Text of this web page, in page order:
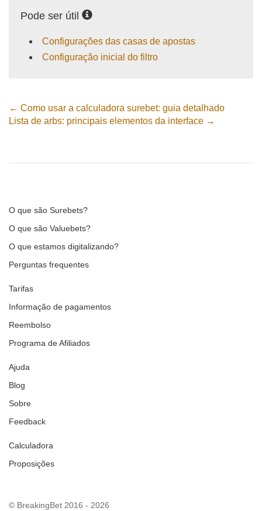
Pode ser útil
Configurações das casas de apostas
Configuração inicial do filtro
← Como usar a calculadora surebet: guia detalhado
Lista de arbs: principais elementos da interface →
O que são Surebets?
O que são Valuebets?
O que estamos digitalizando?
Perguntas frequentes
Tarifas
Informação de pagamentos
Reembolso
Programa de Afiliados
Ajuda
Blog
Sobre
Feedback
Calculadora
Proposições
© BreakingBet 2016 - 2026